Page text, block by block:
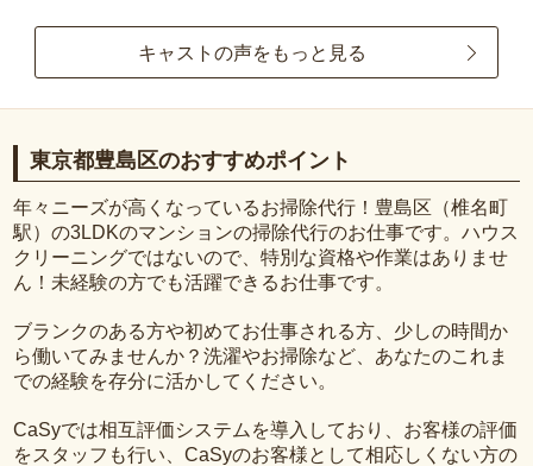
キャストの声をもっと見る
東京都豊島区のおすすめポイント
年々ニーズが高くなっているお掃除代行！豊島区（椎名町
駅）の3LDKのマンションの掃除代行のお仕事です。ハウス
クリーニングではないので、特別な資格や作業はありませ
ん！未経験の方でも活躍できるお仕事です。
ブランクのある方や初めてお仕事される方、少しの時間か
ら働いてみませんか？洗濯やお掃除など、あなたのこれま
での経験を存分に活かしてください。
CaSyでは相互評価システムを導入しており、お客様の評価
をスタッフも行い、CaSyのお客様として相応しくない方の